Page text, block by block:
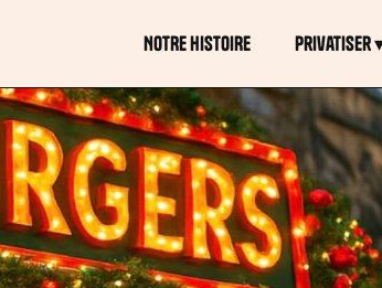
NOTRE HISTOIRE Privatiser